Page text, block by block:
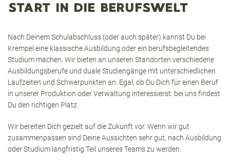
START IN DIE BERUFSWELT
Nach Deinem Schulabschluss (oder auch später) kannst Du bei
Krempel eine klassische Ausbildung oder ein berufsbegleitendes
Studium machen. Wir bieten an unseren Standorten verschiedene
Ausbildungsberufe und duale Studiengänge mit unterschiedlichen
Laufzeiten und Schwerpunkten an. Egal, ob Du Dich für einen Beruf
in unserer Produktion oder Verwaltung interessierst: bei uns findest
Du den richtigen Platz.
Wir bereiten Dich gezielt auf die Zukunft vor. Wenn wir gut
zusammenpassen sind Deine Aussichten sehr gut, nach Ausbildung
oder Studium langfristig Teil unseres Teams zu werden.